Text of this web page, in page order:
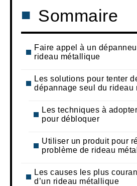
Sommaire
Faire appel à un
rideau métallique
Les solutions pour tenter
dépannage seul du rideau
Les techniques à
pour débloquer
Utiliser un produit pour
problème de rideau
Les causes les plus
d’un rideau métallique